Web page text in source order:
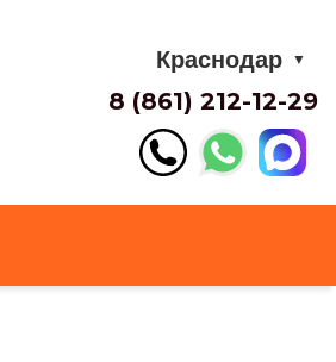
Краснодар ▼
8 (861) 212-12-29